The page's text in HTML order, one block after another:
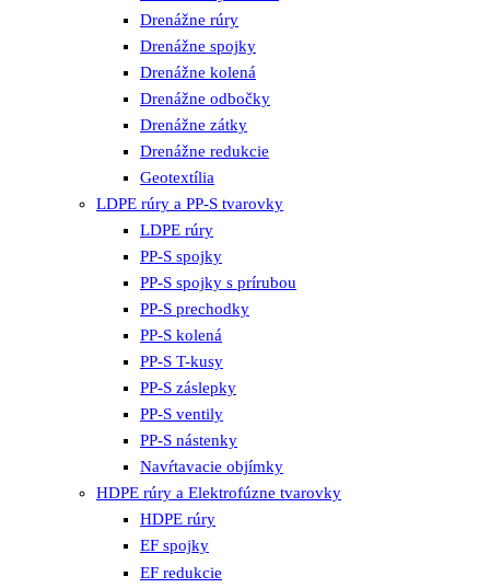
Drenážne rúry
Drenážne spojky
Drenážne kolená
Drenážne odbočky
Drenážne zátky
Drenážne redukcie
Geotextília
LDPE rúry a PP-S tvarovky
LDPE rúry
PP-S spojky
PP-S spojky s prírubou
PP-S prechodky
PP-S kolená
PP-S T-kusy
PP-S záslepky
PP-S ventily
PP-S nástenky
Navŕtavacie objímky
HDPE rúry a Elektrofúzne tvarovky
HDPE rúry
EF spojky
EF redukcie